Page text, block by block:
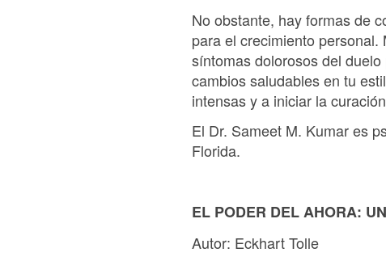
No obstante, hay formas de
para el crecimiento
síntomas dolorosos del
cambios saludables en tu
intensas y a iniciar la
El Dr. Sameet M. Kumar es
Florida.
EL PODER DEL AHORA:
Autor: Eckhart Tolle